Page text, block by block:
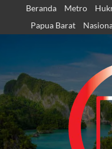
content
Beranda Metro
Papua Barat